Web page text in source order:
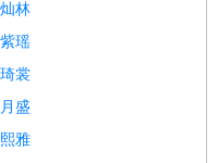
林
瑶
裳
盛
雅